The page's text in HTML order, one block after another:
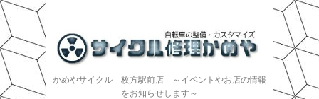
かめやサイクル 枚方駅前店 ～イベントやお店の情報
をお知らせします～